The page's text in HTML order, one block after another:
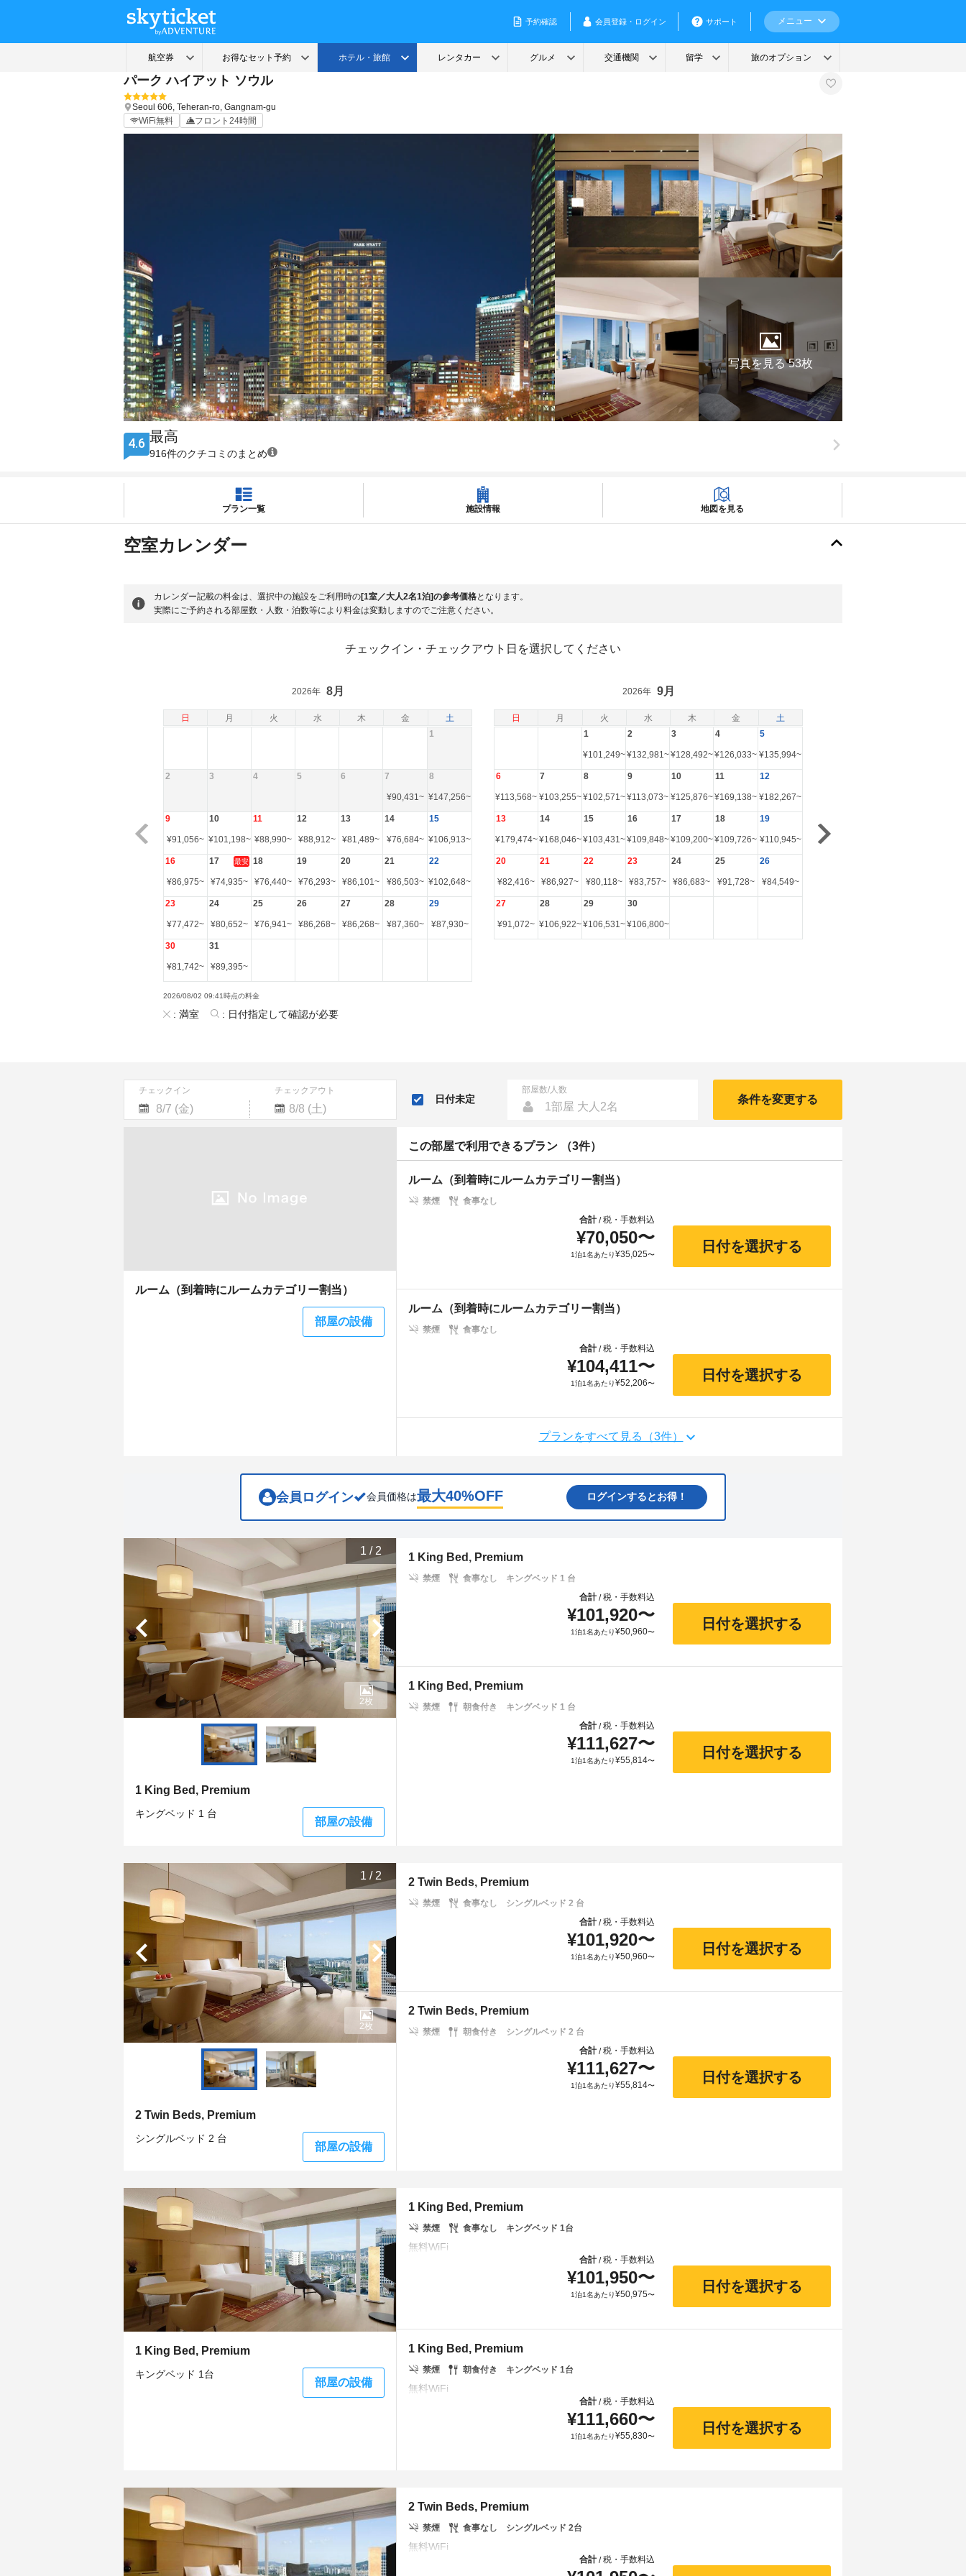
パーク ハイアット ソウル
Seoul 606, Teheran-ro, Gangnam-gu
WiFi無料
フロント24時間
写真を見る 53枚
4.6 最高
916件のクチコミのまとめ
プラン一覧 施設情報 地図を見る
空室カレンダー
カレンダー記載の料金は、選択中の施設をご利用時の[1室／大人2名1泊]の参考価格となります。
実際にご予約される部屋数・人数・泊数等により料金は変動しますのでご注意ください。
チェックイン・チェックアウト日を選択してください
日 月 火 水 木 金 土 日 月 火 水 木 金 土
2026年 8月
1
2 3 4 5 6 7
¥90,431~
8
¥147,256~
9
¥91,056~
10
¥101,198~
11
¥88,990~
12
¥88,912~
13
¥81,489~
14
¥76,684~
15
¥106,913~
16
¥86,975~
17 最安
¥74,935~
18
¥76,440~
19
¥76,293~
20
¥86,101~
21
¥86,503~
22
¥102,648~
23
¥77,472~
24
¥80,652~
25
¥76,941~
26
¥86,268~
27
¥86,268~
28
¥87,360~
29
¥87,930~
30
¥81,742~
31
¥89,395~
2026年 9月
1
¥101,249~
2
¥132,981~
3
¥128,492~
4
¥126,033~
5
¥135,994~
6
¥113,568~
7
¥103,255~
8
¥102,571~
9
¥113,073~
10
¥125,876~
11
¥169,138~
12
¥182,267~
13
¥179,474~
14
¥168,046~
15
¥103,431~
16
¥109,848~
17
¥109,200~
18
¥109,726~
19
¥110,945~
20
¥82,416~
21
¥86,927~
22
¥80,118~
23
¥83,757~
24
¥86,683~
25
¥91,728~
26
¥84,549~
27
¥91,072~
28
¥106,922~
29
¥106,531~
30
¥106,800~
2026/08/02 09:41時点の料金
: 満室 : 日付指定して確認が必要
チェックイン チェックアウト
Navigate
question
Navigate
calendar
question
日付未定
部屋数/人数
1部屋 大人2名
条件を変更する
ルーム（到着時にルームカテゴリー割当）
部屋の設備
この部屋で利用できるプラン （3件）
ルーム（到着時にルームカテゴリー割当）
禁煙
食事なし
合計/税・手数料込
¥70,050〜
1泊1名あたり¥35,025〜
日付を選択する
ルーム（到着時にルームカテゴリー割当）
禁煙
食事なし
合計/税・手数料込
¥104,411〜
1泊1名あたり¥52,206〜
日付を選択する
プランをすべて見る（3件）
会員ログイン 会員価格は最大40%OFF ログインするとお得！
1 / 2
1 King Bed, Premium
キングベッド 1 台
部屋の設備
2枚
1 King Bed, Premium
禁煙 食事なし
キングベッド 1 台
合計/税・手数料込
¥101,920〜
1泊1名あたり¥50,960〜
日付を選択する
1 King Bed, Premium
禁煙 朝食付き
キングベッド 1 台
合計/税・手数料込
¥111,627〜
1泊1名あたり¥55,814〜
日付を選択する
1 / 2
2 Twin Beds, Premium
シングルベッド 2 台
部屋の設備
2枚
2 Twin Beds, Premium
禁煙 食事なし
シングルベッド 2 台
合計/税・手数料込
¥101,920〜
1泊1名あたり¥50,960〜
日付を選択する
2 Twin Beds, Premium
禁煙 朝食付き
シングルベッド 2 台
合計/税・手数料込
¥111,627〜
1泊1名あたり¥55,814〜
日付を選択する
1 King Bed, Premium
キングベッド 1台
部屋の設備
1 King Bed, Premium
禁煙 食事なし キングベッド 1台
合計/税・手数料込
¥101,950〜
1泊1名あたり¥50,975〜
日付を選択する
1 King Bed, Premium
禁煙 朝食付き キングベッド 1台
合計/税・手数料込
¥111,660〜
1泊1名あたり¥55,830〜
日付を選択する
2 Twin Beds, Premium
禁煙 食事なし シングルベッド 2台
合計/税・手数料込